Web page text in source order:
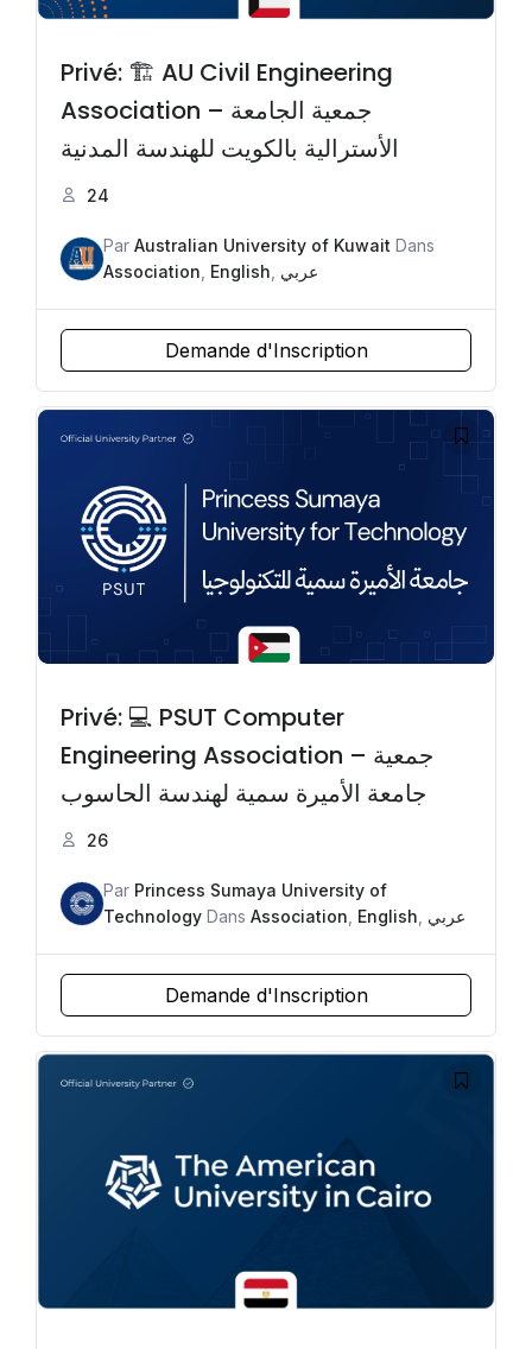
Privé: 🏗️ AU Civil Engineering
Association – جمعية الجامعة
الأسترالية بالكويت للهندسة المدنية
24
Par Australian University of Kuwait Dans
Association English عربي
Demande d'Inscription
Privé: 💻 PSUT Computer
Engineering Association – جمعية
جامعة الأميرة سمية لهندسة الحاسوب
26
Par Princess Sumaya University of
Technology Dans Association English عربي
Demande d'Inscription